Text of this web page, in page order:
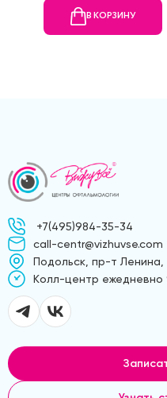
В КОРЗИНУ
+7(495)984-35-34
call-centr@vizhuvse.com
Подольск, пр-т Ленина,
Kолл-центр ежедневно